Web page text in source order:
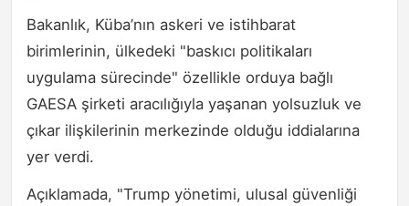
Bakanlık, Küba’nın askeri ve istihbarat
birimlerinin, ülkedeki "baskıcı politikaları
uygulama sürecinde" özellikle orduya bağlı
GAESA şirketi aracılığıyla yaşanan yolsuzluk ve
çıkar ilişkilerinin merkezinde olduğu iddialarına
yer verdi.
Açıklamada, "Trump yönetimi, ulusal güvenliği